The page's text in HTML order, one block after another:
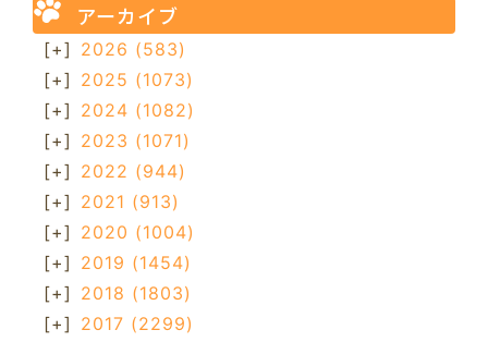
アーカイブ
[+] 2026 (583)
[+] 2025 (1073)
[+] 2024 (1082)
[+] 2023 (1071)
[+] 2022 (944)
[+] 2021 (913)
[+] 2020 (1004)
[+] 2019 (1454)
[+] 2018 (1803)
[+] 2017 (2299)